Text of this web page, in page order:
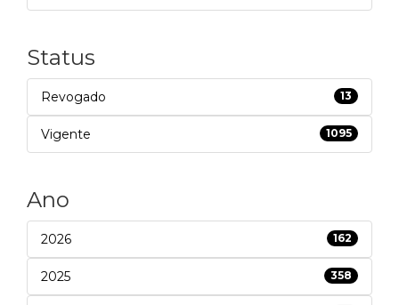
Status
Revogado 13
Vigente 1095
Ano
2026 162
2025 358